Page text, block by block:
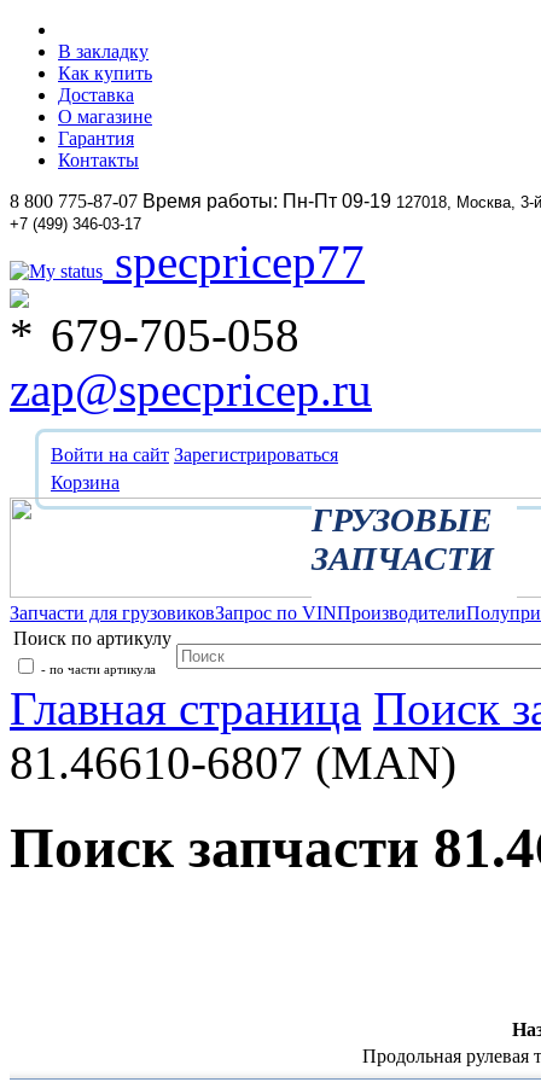
В закладку
Как купить
Доставка
О магазине
Гарантия
Контакты
8 800 775-87-07 Время работы: Пн-Пт 09-19 127018, Москва,
+7 (499) 346-03-17
specpricep77
679-705-058
zap@specpricep.ru
Войти на сайт Зарегистрироваться
Корзина
ГРУЗОВЫЕ
ЗАПЧАСТИ
Запчасти для грузовиковЗапрос по VINПроизводители
Поиск по артикулу
- по части артикула
Главная страница Поиск
81.46610-6807 (MAN)
Поиск запчасти
Продольная рулевая